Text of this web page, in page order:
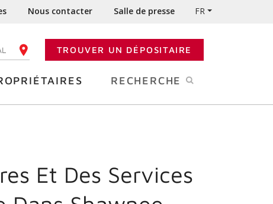
Nous contacter Salle de presse FR
CODE POSTALTROUVER UN DÉPOSITAIRE
RECHERCHE
Et Des Services